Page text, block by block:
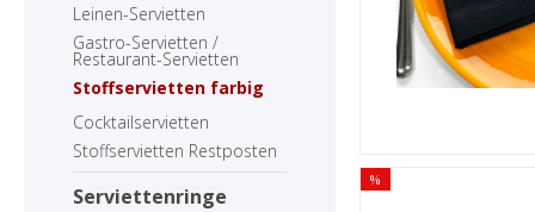
Leinen-Servietten
Gastro-Servietten /
Restaurant-Servietten
Stoffservietten farbig
Cocktailservietten
Stoffservietten Restposten
Serviettenringe
%